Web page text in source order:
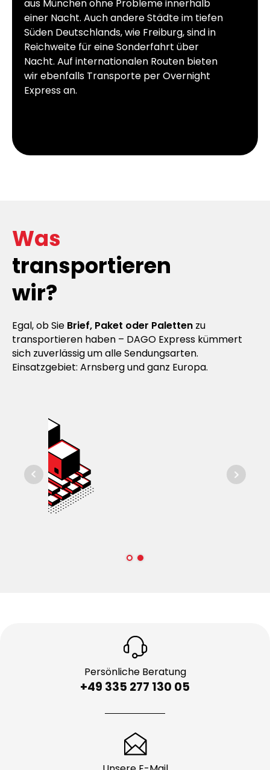
aus München ohne Probleme innerhalb
einer Nacht. Auch andere Städte im tiefen
Süden Deutschlands, wie Freiburg, sind in
Reichweite für eine Sonderfahrt über
Nacht. Auf internationalen Routen bieten
wir ebenfalls Transporte per Overnight
Express an.
Was
transportieren
wir?
Egal, ob Sie Brief, Paket oder Paletten zu
transportieren haben – DAGO Express kümmert
sich zuverlässig um alle Sendungsarten.
Einsatzgebiet: Arnsberg und ganz Europa.
+49 335 277 130 05